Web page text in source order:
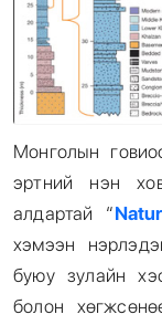
Монголын
эртний нэн
алдартай “
хэмээн
буюу зулайн
болон